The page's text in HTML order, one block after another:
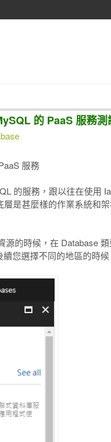
的 PaaS 服務測
服務
的服務，跟以往在使用
是甚麼樣的作業系統和
的時候，在 Database
您選擇不同的地區的時